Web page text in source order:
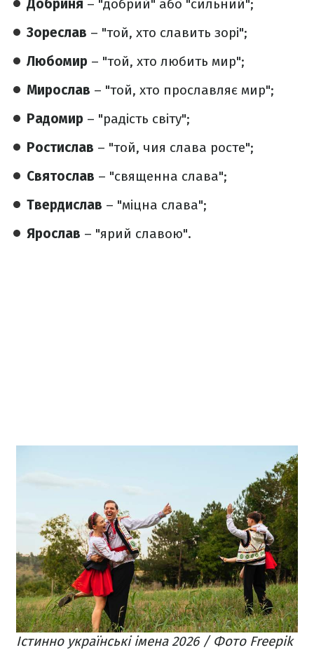
Добриня – "добрий" або "сильний";
Зореслав – "той, хто славить зорі";
Любомир – "той, хто любить мир";
Мирослав – "той, хто прославляє мир";
Радомир – "радість світу";
Ростислав – "той, чия слава росте";
Святослав – "священна слава";
Твердислав – "міцна слава";
Ярослав – "ярий славою".
Істинно українські імена 2026 / Фото Freepik